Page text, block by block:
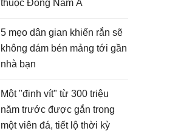
thuộc Đông Nam Á
5 mẹo dân gian khiến rắn sẽ
không dám bén mảng tới gần
nhà bạn
Một "đinh vít" từ 300 triệu
năm trước được gắn trong
một viên đá, tiết lộ thời kỳ